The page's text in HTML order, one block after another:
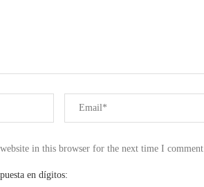
in this browser for the next time I comment.
en dígitos: